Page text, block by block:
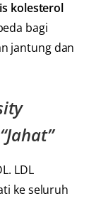
kolesterol
bagi
jantung dan
“Jahat”
LDL
ke seluruh